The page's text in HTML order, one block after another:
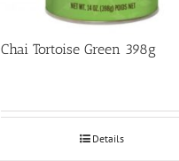
Chai Tortoise Green 398g
Details